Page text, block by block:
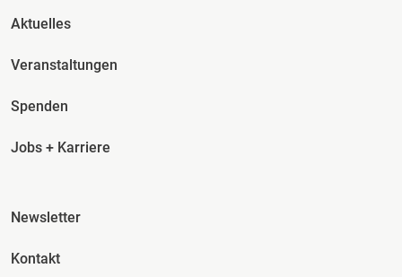
Fusszeile Spalte 2
Aktuelles
Veranstaltungen
Spenden
Jobs + Karriere
Fusszeile Spalte 3
Newsletter
Kontakt